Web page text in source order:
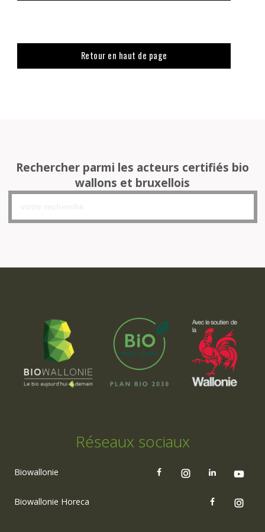
Retour en haut de page
Rechercher parmi les acteurs certifiés bio
wallons et bruxellois
Réseaux sociaux
Biowallonie
Biowallonie Horeca